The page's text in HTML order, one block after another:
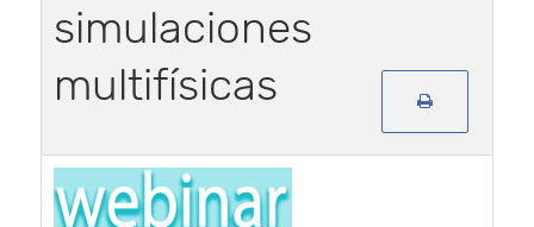
simulaciones
multifísicas